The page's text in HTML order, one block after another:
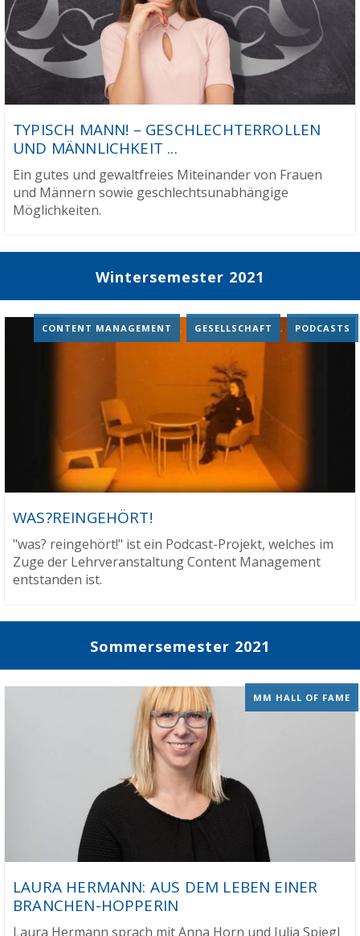
TYPISCH MANN! – GESCHLECHTERROLLEN
UND MÄNNLICHKEIT ...
Ein gutes und gewaltfreies Miteinander von Frauen
und Männern sowie geschlechtsunabhängige
Möglichkeiten.
Wintersemester 2021
WAS?REINGEHÖRT!
CONTENT MANAGEMENT , GESELLSCHAFT , PODCASTS
"was? reingehört!" ist ein Podcast-Projekt, welches im
Zuge der Lehrveranstaltung Content Management
entstanden ist.
Sommersemester 2021
LAURA HERMANN: AUS DEM LEBEN EINER
BRANCHEN-HOPPERIN
MM HALL OF FAME
Laura Hermann sprach mit Anna Horn und Julia Spiegl